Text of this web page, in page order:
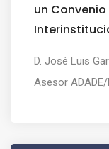
un
D. José Luis
Asesor ADADE/